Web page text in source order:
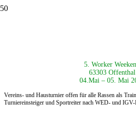
5. Worker
63303 Offenthal
04.Mai – 05. Mai
Vereins- und Hausturnier offen für alle Rassen als
Turniereinsteiger und Sportreiter nach WED- und IGV-